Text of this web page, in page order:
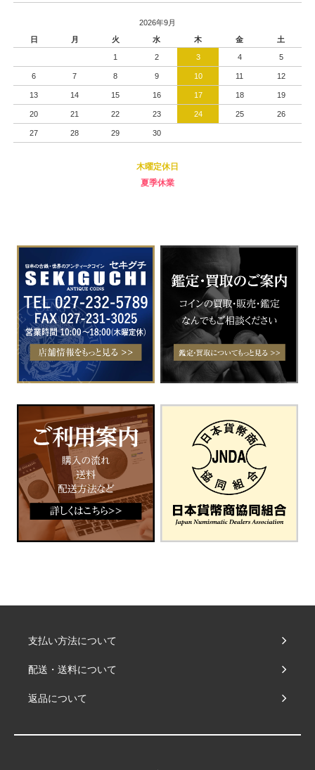
2026年9月
日
月 火 水 木 金 土
1 2 3 4 5
6 7 8 9 10 11 12
13 14 15 16 17 18 19
20 21 22 23 24 25 26
27 28 29 30
木曜定休日
夏季休業
支払い方法について
配送・送料について
返品について